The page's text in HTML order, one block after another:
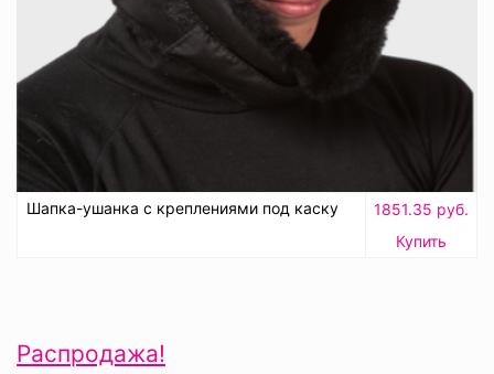
Шапка-ушанка с креплениями под каску
1851.35 руб.
Купить
Распродажа!